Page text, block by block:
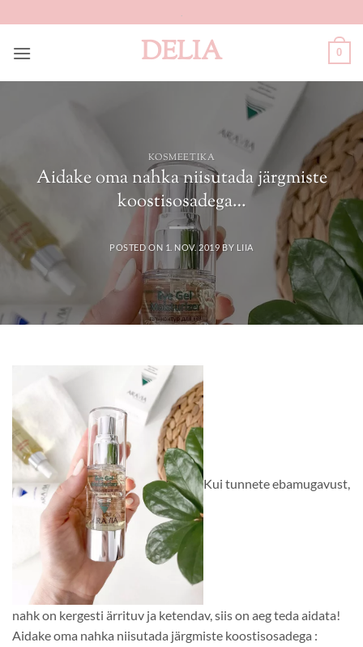
to
content
DELIA 0
KOSMEETIKA
Aidake oma nahka niisutada järgmiste
koostisosadega…
POSTED ON 1. NOV. 2019 BY LIIA
Kui tunnete ebamugavust,
nahk on kergesti ärrituv ja ketendav, siis on aeg teda aidata!
Aidake oma nahka niisutada järgmiste koostisosadega :